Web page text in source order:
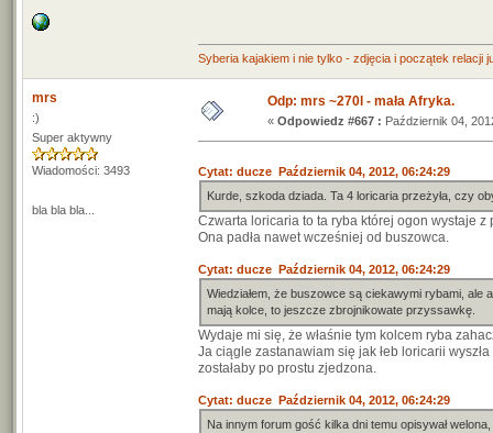
Syberia kajakiem i nie tylko - zdjęcia i początek relacji
mrs
:)
Super aktywny
Wiadomości: 3493
bla bla bla...
Odp: mrs ~270l - mała Afryka.
« Odpowiedz #667 : Październik 04,
Cytat: ducze Październik 04, 2012, 06:24:29
Kurde, szkoda dziada. Ta 4 loricaria przeżyła, czy
Czwarta loricaria to ta ryba której ogon wystaje z
Ona padła nawet wcześniej od buszowca.
Cytat: ducze Październik 04, 2012, 06:24:29
Wiedziałem, że buszowce są ciekawymi rybami, ale
mają kolce, to jeszcze zbrojnikowate przyssawkę.
Wydaje mi się, że właśnie tym kolcem ryba
Ja ciągle zastanawiam się jak łeb loricarii
zostałaby po prostu zjedzona.
Cytat: ducze Październik 04, 2012, 06:24:29
Na innym forum gość kilka dni temu opisywał